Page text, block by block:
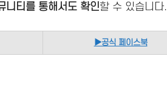
니티를 통해서도 확인할 수 있습니다.
▶공식 페이스북